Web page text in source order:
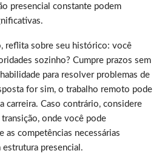
presencial constante podem
reflita sobre seu histórico: você
sozinho? Cumpre prazos sem
para resolver problemas de
for sim, o trabalho remoto pode
carreira. Caso contrário, considere
onde você pode
as competências necessárias
estrutura presencial.